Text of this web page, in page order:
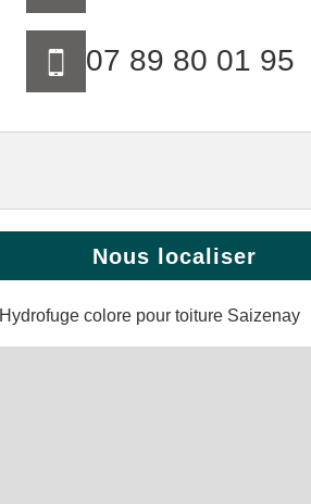
07 89 80 01 95
Nous localiser
Hydrofuge colore pour toiture Saizenay